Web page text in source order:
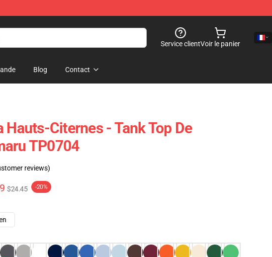
Service clientVoir le panier
Blog Contact
Hauts-Citernes - Tank Top De
TP0704
reviews)
$24.45 -20%